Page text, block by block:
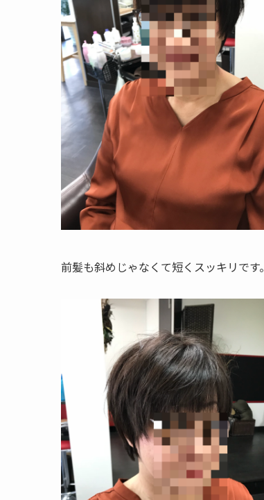
前髪も斜めじゃなくて短くスッキリです。